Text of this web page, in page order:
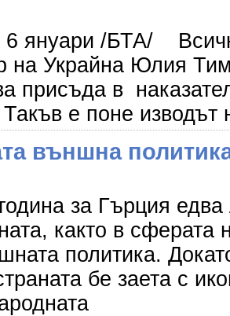
6 януари /БТА/
на Украйна Юлия
присъда в
е поне изводът
външна
за Гърция
както в сферата
политика.
бе заета с